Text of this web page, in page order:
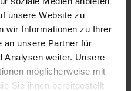
unsere Website zu
wir Informationen zu Ihrer
an unsere Partner für
Analysen weiter. Unsere
möglicherweise mit
Sie ihnen bereitgestellt